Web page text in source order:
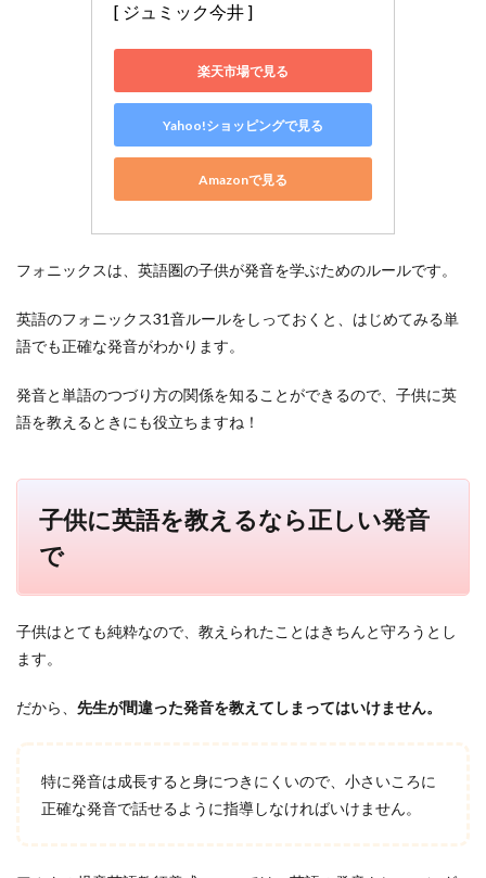
[ ジュミック今井 ]
楽天市場で見る
Yahoo!ショッピングで見る
Amazonで見る
フォニックスは、英語圏の子供が発音を学ぶためのルールです。
英語のフォニックス31音ルールをしっておくと、はじめてみる単
語でも正確な発音がわかります。
発音と単語のつづり方の関係を知ることができるので、子供に英
語を教えるときにも役立ちますね！
子供に英語を教えるなら正しい発音
で
子供はとても純粋なので、教えられたことはきちんと守ろうとし
ます。
だから、 先生が間違った発音を教えてしまってはいけません。
特に発音は成長すると身につきにくいので、小さいころに
正確な発音で話せるように指導しなければいけません。